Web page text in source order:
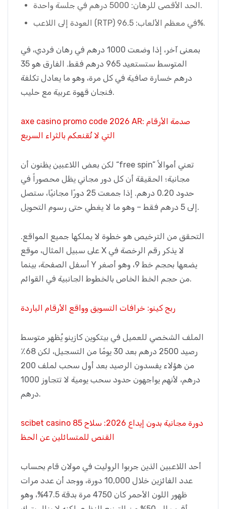
الحد الأقصى للرهان: 5000 درهم في جلسة واحدة.
العودة إلى اللاعب (RTP) في معظم الألعاب: 96.5%.
بمعنى آخر، إذا وضعت 1000 درهم في رهان فردي، في
المتوسط ستستعيد 965 درهم فقط. الفارق هو 35
درهم خسارة صافية في كل مرة، وهو ما يعادل تكلفة
فنجان قهوة عربية مع حليب.
axe casino promo code 2026 AR: صدمة الأرقام
التي لا تُقنعكم بالثراء السريع
لكن بعض اللاعبين يظنون أن “free spin” تعني أموالاً
مجانية؛ الحقيقة أن كل دور مجاني يظل محصوراً في
حدود 0.20 درهم. إذا جمعت 25 دورًا مجانيًا، ستصل
إلى 5 درهم فقط – وهو ما لا يغطي حتى رسوم التحويل.
التحقق من الترخيص هو خطوة لا يملكها جميع المواقع.
على سبيل المثال، موقع X لا يذكر رقم الرخصة في
أسفل الصفحة، بينما Y يضعها بحجم خط 9، وهو أصغر
من حجم الخط الخاص بالخطوط الجانبية في القوائم.
ربح كينو: خرافات التسويق وواقع الأرقام الباردة
الملف الشخصي للعميل في بيتكوين كازينو يُظهر متوسط
رصيد 2500 درهم بعد 30 يومًا من التسجيل، لكن 68٪
من هؤلاء يفسدون الرصيد بعد أول سحب لملف 200
درهم، لأنهم يواجهون حدود سحب يومية لا تتجاوز 1000
درهم.
scibet casino 85 دورة مجانية بدون إيداع 2026: سلاح
القنص للمتسائلين عن الحظ
أحد اللاعبين الذين جربوا الروليت في مولان قام بحساب
عدد الفائزين خلال 10,000 دورة، ووجد أن عدد مرات
ظهور اللون الأحمر كان 4750 مرة بدقة 47.5%، وهو